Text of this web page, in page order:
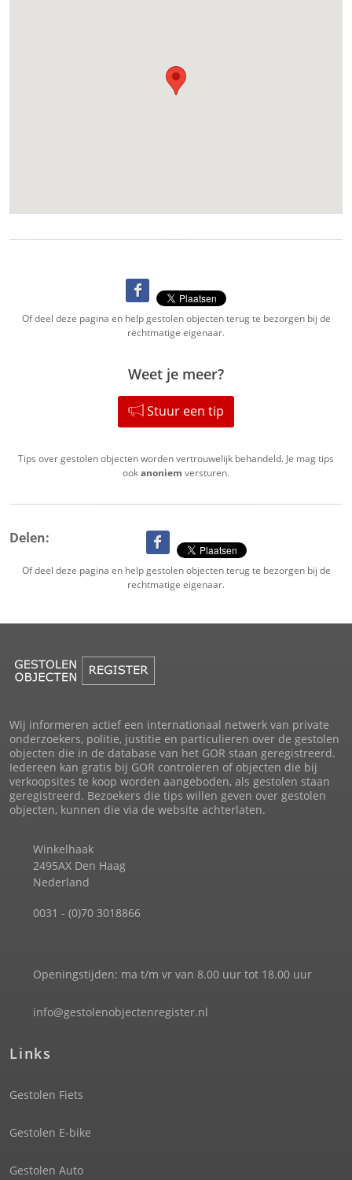
Of deel deze pagina en help gestolen objecten terug te bezorgen bij de
rechtmatige eigenaar.
Weet je meer?
Stuur een tip
Tips over gestolen objecten worden vertrouwelijk behandeld. Je mag tips
ookanoniem versturen.
Delen:
Of deel deze pagina en help gestolen objecten terug te bezorgen bij de
rechtmatige eigenaar.
Wij informeren actief een internationaal netwerk van private
onderzoekers, politie, justitie en particulieren over de gestolen
objecten die in de database van het GOR staan geregistreerd.
Iedereen kan gratis bij GOR controleren of objecten die bij
verkoopsites te koop worden aangeboden, als gestolen staan
geregistreerd. Bezoekers die tips willen geven over gestolen
objecten, kunnen die via de website achterlaten.
Winkelhaak
2495AX Den Haag
Nederland
0031 - (0)70 3018866
Openingstijden: ma t/m vr van 8.00 uur tot 18.00 uur
info@gestolenobjectenregister.nl
Links
Gestolen Fiets
Gestolen E-bike
Gestolen Auto